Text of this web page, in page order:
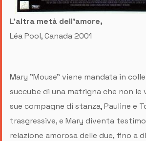
L'altra metà dell'amore,
Léa Pool, Canada 2001
Mary "Mouse" viene mandata in
succube di una matrigna che non le
sue compagne di stanza, Pauline e
trasgressive, e Mary diventa
relazione amorosa delle due, fino a